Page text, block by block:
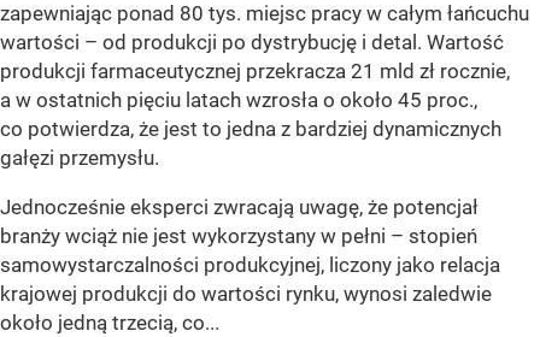
zapewniając ponad 80 tys. miejsc pracy w całym łańcuchu
wartości – od produkcji po dystrybucję i detal. Wartość
produkcji farmaceutycznej przekracza 21 mld zł rocznie,
a w ostatnich pięciu latach wzrosła o około 45 proc.,
co potwierdza, że jest to jedna z bardziej dynamicznych
gałęzi przemysłu.
Jednocześnie eksperci zwracają uwagę, że potencjał
branży wciąż nie jest wykorzystany w pełni – stopień
samowystarczalności produkcyjnej, liczony jako relacja
krajowej produkcji do wartości rynku, wynosi zaledwie
około jedną trzecią, co...